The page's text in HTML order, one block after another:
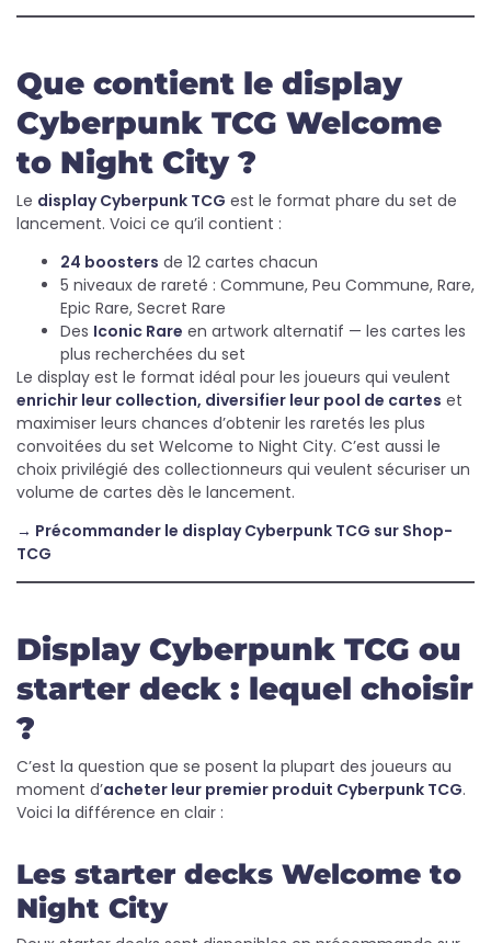
Que contient le display
Cyberpunk TCG Welcome
to Night City ?
Le display Cyberpunk TCG est le format phare du set de
lancement. Voici ce qu’il contient :
24 boosters de 12 cartes chacun
5 niveaux de rareté : Commune, Peu Commune, Rare,
Epic Rare, Secret Rare
Des Iconic Rare en artwork alternatif — les cartes les
plus recherchées du set
Le display est le format idéal pour les joueurs qui veulent
enrichir leur collection, diversifier leur pool de cartes et
maximiser leurs chances d’obtenir les raretés les plus
convoitées du set Welcome to Night City. C’est aussi le
choix privilégié des collectionneurs qui veulent sécuriser un
volume de cartes dès le lancement.
→ Précommander le display Cyberpunk TCG sur Shop-
TCG
Display Cyberpunk TCG ou
starter deck : lequel choisir
?
C’est la question que se posent la plupart des joueurs au
moment d’acheter leur premier produit Cyberpunk TCG.
Voici la différence en clair :
Les starter decks Welcome to
Night City